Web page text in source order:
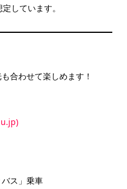
しています。
合わせて楽しめます！
ス」乗車